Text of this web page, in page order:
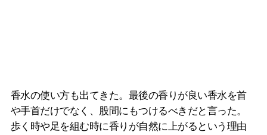
香水の使い方も出てきた。最後の香りが良い香水を首
や手首だけでなく、股間にもつけるべきだと言った。
歩く時や足を組む時に香りが自然に上がるという理由